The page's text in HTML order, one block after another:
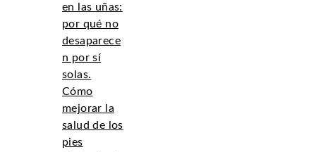
en las uñas:
por qué no
desaparece
n por sí
solas.
Cómo
mejorar la
salud de los
pies